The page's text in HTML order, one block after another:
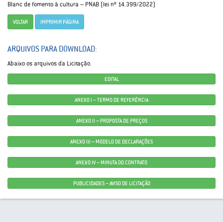
Blanc de fomento à cultura – PNAB (lei nº 14.399/2022)
VOLTAR IMPRIMIR PÁGINA
ARQUIVOS PARA DOWNLOAD:
Abaixo os arquivos da Licitação.
EDITAL
ANEXO I – TERMO DE REFERÊNCIA
ANEXO II – PROPOSTA DE PREÇOS
ANEXO III – MODELO DE DECLARAÇÕES
ANEXO IV – MINUTA DO CONTRATO
PUBLICIDADES – AVISO DE LICITAÇÃO